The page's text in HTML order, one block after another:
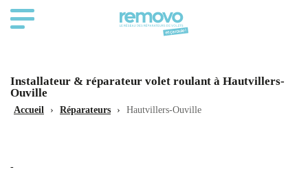
Installateur & réparateur volet roulant à Hautvillers-
Ouville
Accueil › Réparateurs › Hautvillers-Ouville
-